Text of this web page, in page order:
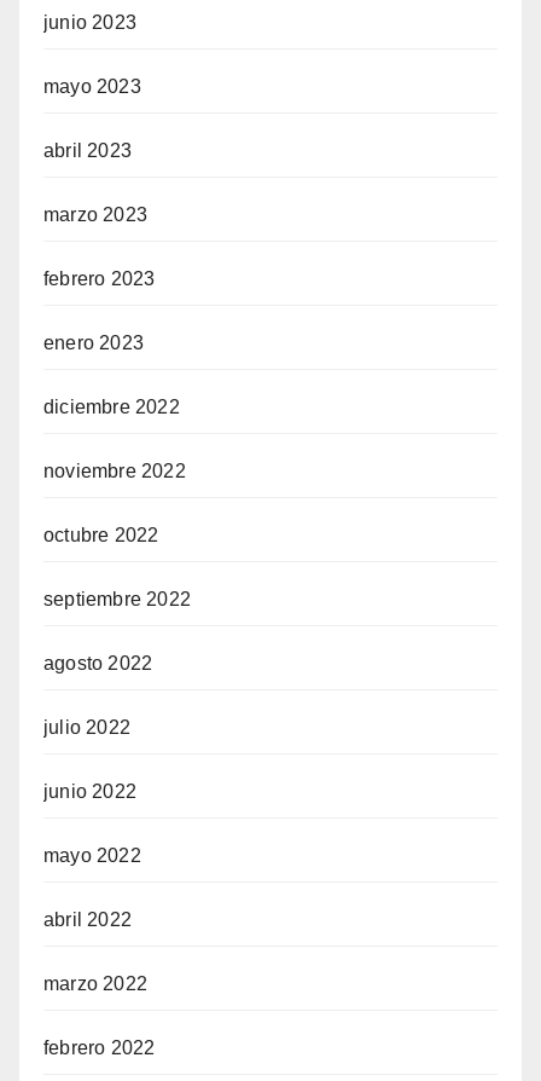
junio 2023
mayo 2023
abril 2023
marzo 2023
febrero 2023
enero 2023
diciembre 2022
noviembre 2022
octubre 2022
septiembre 2022
agosto 2022
julio 2022
junio 2022
mayo 2022
abril 2022
marzo 2022
febrero 2022